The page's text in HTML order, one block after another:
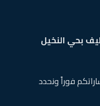
بحي النخيل
فوراً ونحدد